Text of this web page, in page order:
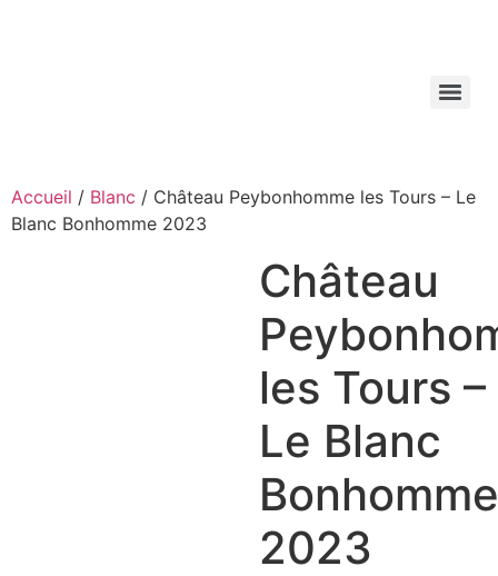
Accueil / Blanc / Château Peybonhomme les Tours – Le
Blanc Bonhomme 2023
Château
les Tours –
Le Blanc
Bonhomme
2023